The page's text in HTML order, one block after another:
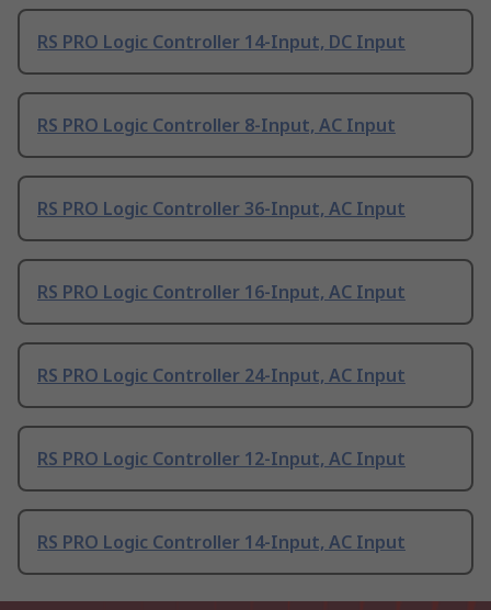
RS PRO Logic Controller 14-Input, DC Input
RS PRO Logic Controller 8-Input, AC Input
RS PRO Logic Controller 36-Input, AC Input
RS PRO Logic Controller 16-Input, AC Input
RS PRO Logic Controller 24-Input, AC Input
RS PRO Logic Controller 12-Input, AC Input
RS PRO Logic Controller 14-Input, AC Input